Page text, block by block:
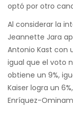
optó por otro
Al considerar la
Jeannette Jara
Antonio Kast con
igual que el voto
obtiene un 9%,
Kaiser logra un
Enríquez-